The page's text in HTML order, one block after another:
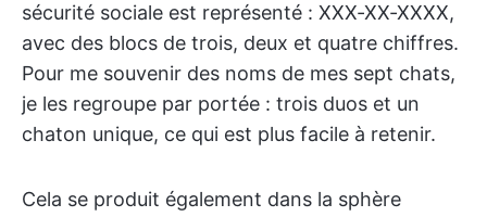
sécurité sociale est représenté : XXX-XX-XXXX,
avec des blocs de trois, deux et quatre chiffres.
Pour me souvenir des noms de mes sept chats,
je les regroupe par portée : trois duos et un
chaton unique, ce qui est plus facile à retenir.
Cela se produit également dans la sphère